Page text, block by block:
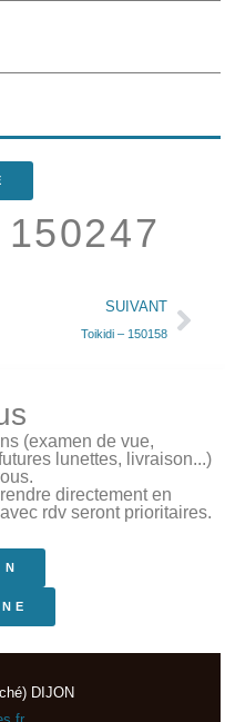
SUIVANT
Toikidi – 150158
(examen de vue,
lunettes, livraison...)
directement en
rdv seront prioritaires.
DIJON